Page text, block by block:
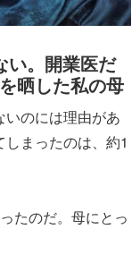
い。開業医だ
晒した私の母
のには理由があ
まったのは、約1
たのだ。母にとっ